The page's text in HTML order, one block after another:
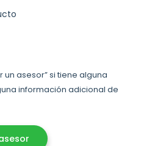
un asesor” si tiene alguna
información adicional de